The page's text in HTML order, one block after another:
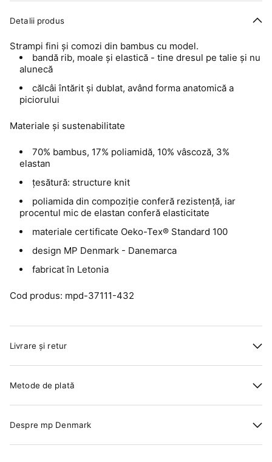
Detalii produs
Strampi fini și comozi din bambus cu model.
bandă rib, moale și elastică - tine dresul pe talie și nu
alunecă
călcâi întărit și dublat, având forma anatomică a
piciorului
Materiale și sustenabilitate
70% bambus, 17% poliamidă, 10% vâscoză, 3%
elastan
țesătură: structure knit
poliamida din compoziție conferă rezistență, iar
procentul mic de elastan conferă elasticitate
materiale certificate Oeko-Tex® Standard 100
design MP Denmark - Danemarca
fabricat în Letonia
Cod produs: mpd-37111-432
Livrare și retur
Metode de plată
Despre mp Denmark